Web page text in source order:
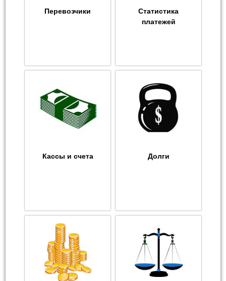
Перевозчики
Статистика
платежей
Кассы и счета Долги